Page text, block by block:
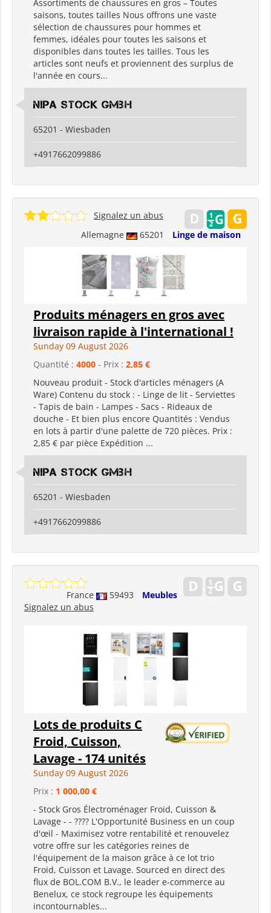
Assortiments de chaussures en gros – Toutes
saisons, toutes tailles Nous offrons une vaste
sélection de chaussures pour hommes et
femmes, idéales pour toutes les saisons et
disponibles dans toutes les tailles. Tous les
articles sont neufs et proviennent des surplus de
l'année en cours...
Nipa Stock GmbH
65201 - Wiesbaden
+4917662099886
Allemagne 65201 Linge de maison
Signalez un abus
Produits ménagers en gros avec
livraison rapide à l'international !
Sunday 09 August 2026
Quantité : 4000 - Prix : 2,85 €
Nouveau produit - Stock d'articles ménagers (A
Ware) Contenu du stock : - Linge de lit - Serviettes
- Tapis de bain - Lampes - Sacs - Rideaux de
douche - Et bien plus encore Quantités : Vendus
en lots à partir d'une palette de 720 pièces. Prix :
2,85 € par pièce Expédition ...
Nipa Stock GmbH
65201 - Wiesbaden
+4917662099886
France 59493
Meubles
Signalez un abus
Lots de produits C
Froid, Cuisson,
Lavage - 174 unités
Sunday 09 August 2026
Prix : 1 000,00 €
- Stock Gros Électroménager Froid, Cuisson &
Lavage - - ???? L'Opportunité Business en un coup
d'œil - Maximisez votre rentabilité et renouvelez
votre offre sur les catégories reines de
l'équipement de la maison grâce à ce lot trio
Froid, Cuisson et Lavage. Sourced en direct des
flux de BOL.COM B.V., le leader e-commerce au
Benelux, ce stock regroupe les équipements
incontournables...